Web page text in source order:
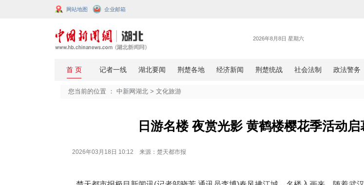
网站地图
日游名楼 夜赏光影 黄鹤楼